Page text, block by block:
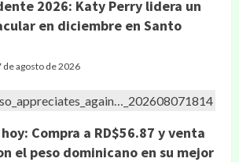
2026: Katy Perry lidera un
en diciembre en Santo
de agosto de 2026
Compra a RD$56.87 y venta
el peso dominicano en su mejor